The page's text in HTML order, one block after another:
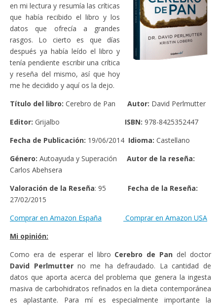
en mi lectura y resumía las críticas
que había recibido el libro y los
datos que ofrecía a grandes
rasgos. Lo cierto es que días
después ya había leído el libro y
tenía pendiente escribir una crítica
y reseña del mismo, así que hoy
me he decidido y aquí os la dejo.
Título del libro: Cerebro de Pan Autor: David Perlmutter
Editor: Grijalbo ISBN: 978-8425352447
Fecha de Publicación: 19/06/2014 Idioma: Castellano
Género: Autoayuda y Superación Autor de la reseña:
Carlos Abehsera
Valoración de la Reseña: 95 Fecha de la Reseña:
27/02/2015
Comprar en Amazon España
Comprar en Amazon USA
Mi opinión:
Como era de esperar el libro Cerebro de Pan del doctor
David Perlmutterno me ha defraudado. La cantidad de
datos que aporta acerca del problema que genera la ingesta
masiva de carbohidratos refinados en la dieta contemporánea
es aplastante. Para mí es especialmente importante la